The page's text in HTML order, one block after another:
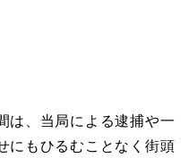
は、当局による逮捕や一
にもひるむことなく街頭